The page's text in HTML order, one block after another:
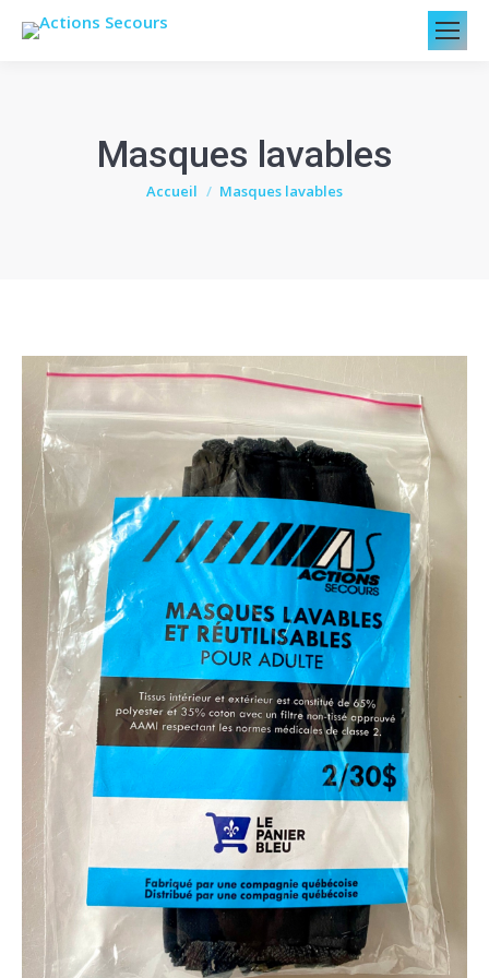
Masques lavables
Vous êtes ici :
Accueil Masques lavables